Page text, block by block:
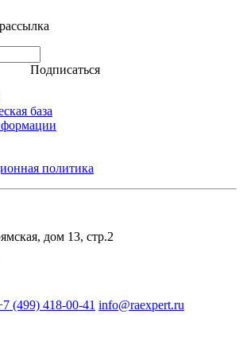
Подписаться
база
политика
дом 13, стр.2
(499) 418-00-41 info@raexpert.ru